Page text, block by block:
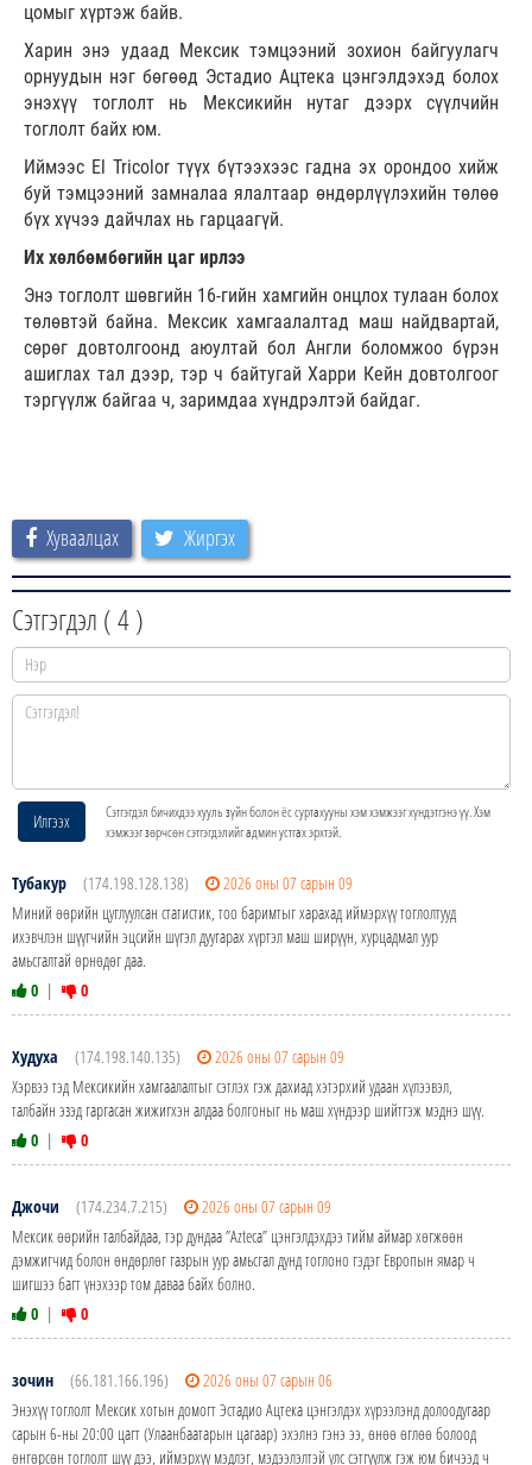
цомыг хүртэж байв.
Харин энэ удаад Мексик тэмцээний зохион байгуулагч
орнуудын нэг бөгөөд Эстадио Ацтека цэнгэлдэхэд болох
энэхүү тоглолт нь Мексикийн нутаг дээрх сүүлчийн
тоглолт байх юм.
Иймээс El Tricolor түүх бүтээхээс гадна эх орондоо хийж
буй тэмцээний замналаа ялалтаар өндөрлүүлэхийн төлөө
бүх хүчээ дайчлах нь гарцаагүй.
Их хөлбөмбөгийн цаг ирлээ
Энэ тоглолт шөвгийн 16-гийн хамгийн онцлох тулаан болох
төлөвтэй байна. Мексик хамгаалалтад маш найдвартай,
сөрөг довтолгоонд аюултай бол Англи боломжоо бүрэн
ашиглах тал дээр, тэр ч байтугай Харри Кейн довтолгоог
тэргүүлж байгаа ч, заримдаа хүндрэлтэй байдаг.
Хуваалцах Жиргэх
Сэтгэгдэл (4)
Илгээх
Сэтгэгдэл бичихдээ хууль зүйн болон ёс суртахууны хэм хэмжээг хүндэтгэнэ үү. Хэм
хэмжээг зөрчсөн сэтгэгдэлийг админ устгах эрхтэй.
Тубакур (174.198.128.138)
2026 оны 07 сарын 09
Миний өөрийн цуглуулсан статистик, тоо баримтыг харахад иймэрхүү тоглолтууд
ихэвчлэн шүүгчийн эцсийн шүгэл дуугарах хүртэл маш ширүүн, хурцадмал уур
амьсгалтай өрнөдөг даа.
0 | 0
Худуха (174.198.140.135)
2026 оны 07 сарын 09
Хэрвээ тэд Мексикийн хамгаалалтыг сэтлэх гэж дахиад хэтэрхий удаан хүлээвэл,
талбайн эзэд гаргасан жижигхэн алдаа болгоныг нь маш хүндээр шийтгэж мэднэ шүү.
0 | 0
Джочи (174.234.7.215)
2026 оны 07 сарын 09
Мексик өөрийн талбайдаа, тэр дундаа ”Azteca” цэнгэлдэхдээ тийм аймар хөгжөөн
дэмжигчид болон өндөрлөг газрын уур амьсгал дунд тоглоно гэдэг Европын ямар ч
шигшээ багт үнэхээр том даваа байх болно.
0 | 0
зочин (66.181.166.196)
2026 оны 07 сарын 06
Энэхүү тоглолт Мексик хотын домогт Эстадио Ацтека цэнгэлдэх хүрээлэнд долоодугаар
сарын 6-ны 20:00 цагт (Улаанбаатарын цагаар) эхэлнэ гэнэ ээ, өнөө өглөө болоод
өнгөрсөн тоглолт шүү дээ, иймэрхүү мэдлэг, мэдээлэлтэй улс сэтгүүлж гэж юм бичээд ч